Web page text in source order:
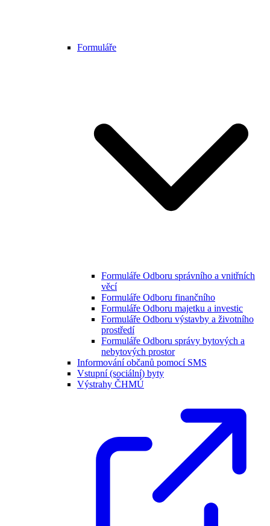
Formuláře
Formuláře Odboru správního a vnitřních
věcí
Formuláře Odboru finančního
Formuláře Odboru majetku a investic
Formuláře Odboru výstavby a životního
prostředí
Formuláře Odboru správy bytových a
nebytových prostor
Informování občanů pomocí SMS
Vstupní (sociální) byty
Výstrahy ČHMÚ